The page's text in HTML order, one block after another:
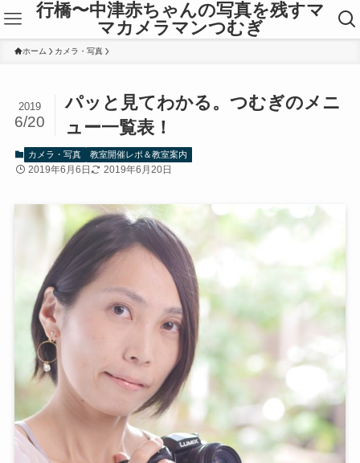
行橋〜中津赤ちゃんの写真を残すマ
マカメラマンつむぎ
ホーム カメラ・写真
パッと見てわかる。つむぎのメニ
ュー一覧表！
2019
6/20
カメラ・写真 教室開催レポ＆教室案内
2019年6月6日 2019年6月20日